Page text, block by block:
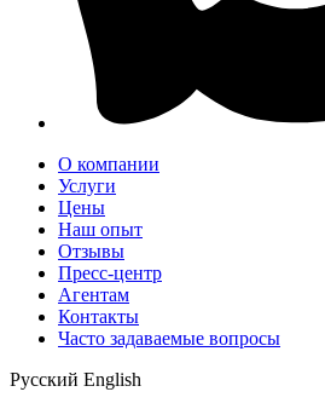
О компании
Услуги
Цены
Наш опыт
Отзывы
Пресс-центр
Агентам
Контакты
Часто задаваемые вопросы
Русский English